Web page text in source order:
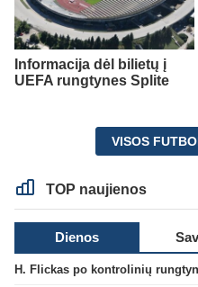
Informacija dėl bilietų į
UEFA rungtynes Splite
VISOS
TOP naujienos
Dienos
H. Flickas po kontrolinių